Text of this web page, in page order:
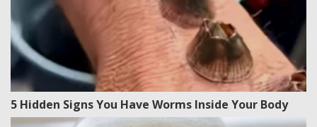
5 Hidden Signs You Have Worms Inside Your Body